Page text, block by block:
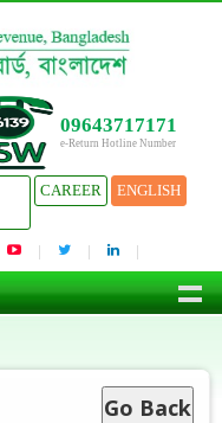
09643717171
e-Return Hotline Number
CAREER ENGLISH
Go Back